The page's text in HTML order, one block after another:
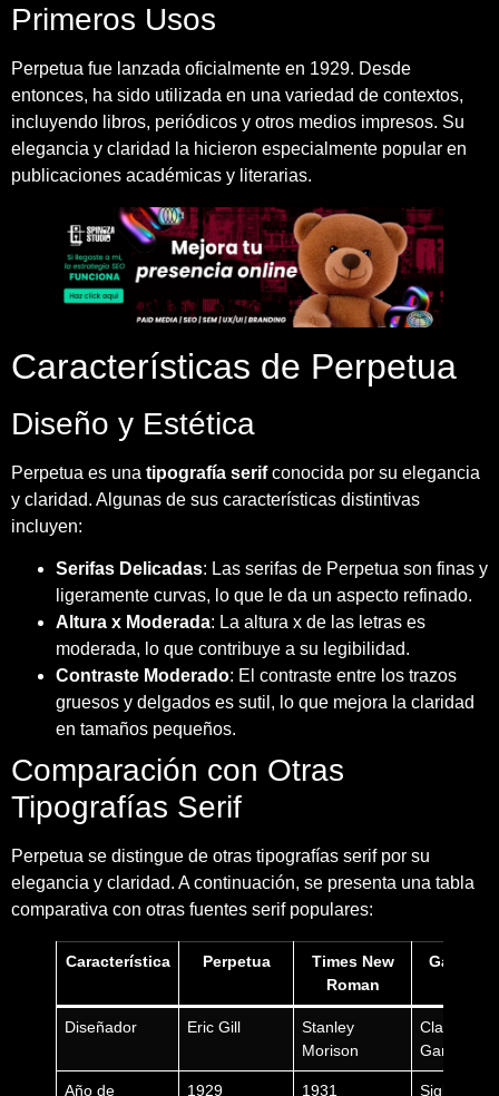
Primeros Usos
Perpetua fue lanzada oficialmente en 1929. Desde
entonces, ha sido utilizada en una variedad de contextos,
incluyendo libros, periódicos y otros medios impresos. Su
elegancia y claridad la hicieron especialmente popular en
publicaciones académicas y literarias.
Características de Perpetua
Diseño y Estética
Perpetua es una tipografía serifconocida por su elegancia
y claridad. Algunas de sus características distintivas
incluyen:
Serifas Delicadas: Las serifas de Perpetua son finas y
ligeramente curvas, lo que le da un aspecto refinado.
Altura x Moderada: La altura x de las letras es
moderada, lo que contribuye a su legibilidad.
Contraste Moderado: El contraste entre los trazos
gruesos y delgados es sutil, lo que mejora la claridad
en tamaños pequeños.
Comparación con Otras
Tipografías Serif
Perpetua se distingue de otras tipografías serif por su
elegancia y claridad. A continuación, se presenta una tabla
comparativa con otras fuentes serif populares:
Característica Perpetua
Times New
Roman
Diseñador Eric Gill
Stanley
Morison
Claude
Garamond
Año de 1929 1931 Siglo XVI